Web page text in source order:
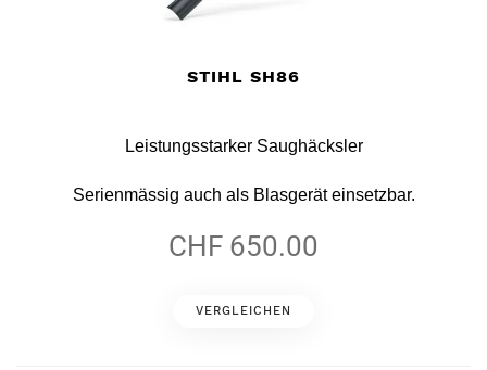
STIHL SH86
Leistungsstarker Saughäcksler
Serienmässig auch als Blasgerät einsetzbar.
CHF 650.00
VERGLEICHEN